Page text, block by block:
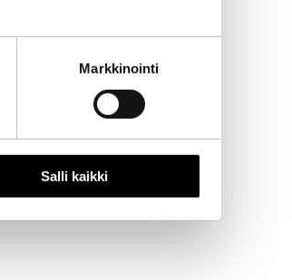
Markkinointi
Salli kaikki